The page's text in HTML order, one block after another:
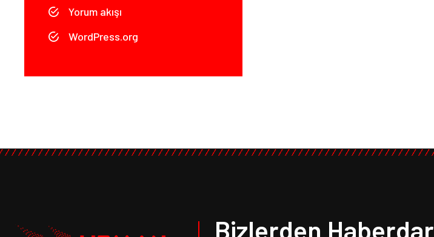
Yorum akışı
WordPress.org
Bizlerden Haberdar